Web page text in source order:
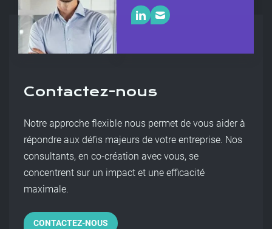
Contactez-nous
Notre approche flexible nous permet de vous aider à
répondre aux défis majeurs de votre entreprise. Nos
consultants, en co-création avec vous, se
concentrent sur un impact et une efficacité
maximale.
CONTACTEZ-NOUS